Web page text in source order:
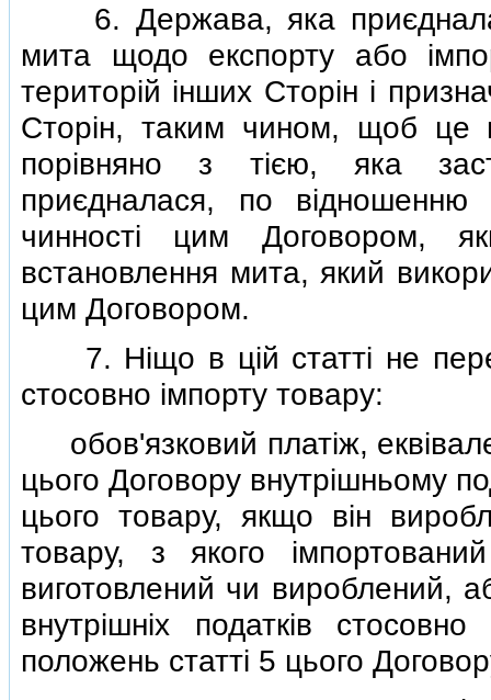
6. Держава, яка
мита щодо експорту або
територiй iнших Сторiн i
Сторiн, таким чином, щоб це
порiвняно з тiєю, яка
приєдналася, по
чинностi цим Договором,
встановлення мита, який
цим Договором.
7. Нiщо в цiй статтi не
стосовно iмпорту товару:
обов'язковий платiж,
цього Договору внутрiшньому
цього товару, якщо вiн
товару, з якого
виготовлений чи вироблений,
внутрiшнiх податкiв
положень статтi 5 цього